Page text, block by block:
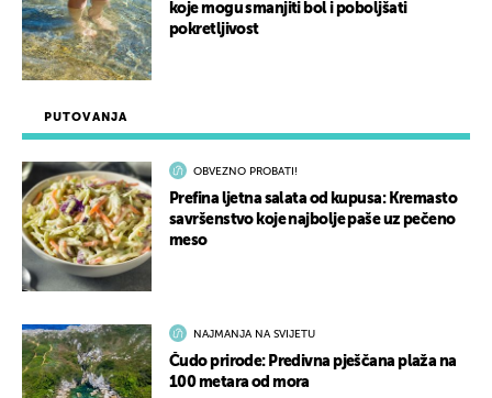
PUTOVANJA
OBVEZNO PROBATI!
Prefina ljetna salata od kupusa: Kremasto
savršenstvo koje najbolje paše uz pečeno
meso
NAJMANJA NA SVIJETU
Čudo prirode: Predivna pješčana plaža na
100 metara od mora
koje mogu smanjiti bol i poboljšati
pokretljivost